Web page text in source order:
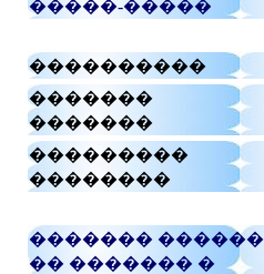
�����-�����
����������
�������
�������
���������
��������
������� ������
�� ������� �